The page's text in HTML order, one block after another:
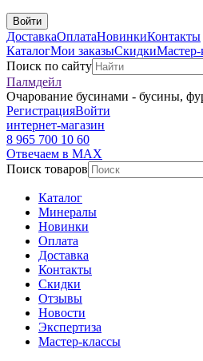
Войти
ДоставкаОплатаНовинкиКонтакты
КаталогМои заказыСкидкиМастер-
Поиск по сайту
Палмдейл
Очарование бусинами - бусины,
РегистрацияВойти
интернет-магазин
8 965 700 10 60
Отвечаем в MAX
Поиск товаров
Каталог
Минералы
Новинки
Оплата
Доставка
Контакты
Скидки
Отзывы
Новости
Экспертиза
Мастер-классы